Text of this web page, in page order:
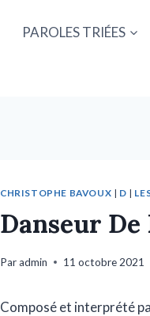
PAROLES TRIÉES
CHRISTOPHE BAVOUX | D |
Danseur De
Paradmin 11 octobre 2021
Composé et interprété